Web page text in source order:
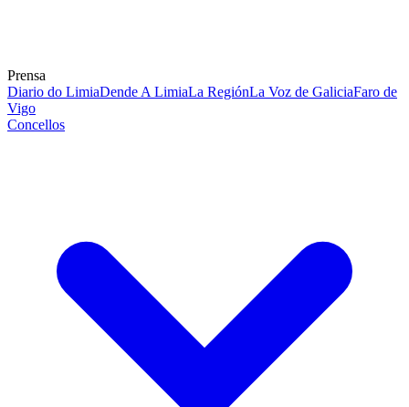
Prensa
Diario do LimiaDende A LimiaLa RegiónLa Voz de GaliciaFaro de
Vigo
Concellos